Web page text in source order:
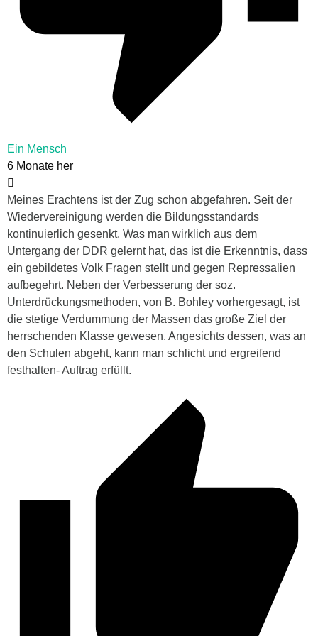
Ein Mensch
6 Monate her
Meines Erachtens ist der Zug schon abgefahren. Seit der
Wiedervereinigung werden die Bildungsstandards
kontinuierlich gesenkt. Was man wirklich aus dem
Untergang der DDR gelernt hat, das ist die Erkenntnis, dass
ein gebildetes Volk Fragen stellt und gegen Repressalien
aufbegehrt. Neben der Verbesserung der soz.
Unterdrückungsmethoden, von B. Bohley vorhergesagt, ist
die stetige Verdummung der Massen das große Ziel der
herrschenden Klasse gewesen. Angesichts dessen, was an
den Schulen abgeht, kann man schlicht und ergreifend
festhalten- Auftrag erfüllt.